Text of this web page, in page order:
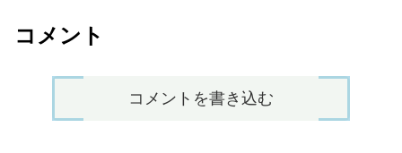
コメント
コメントを書き込む